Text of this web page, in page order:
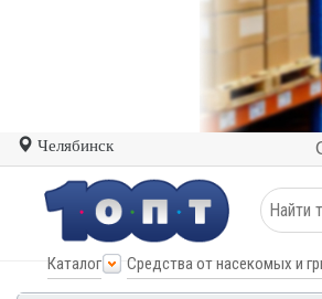
Челябинск
Каталог Средства от насекомых и